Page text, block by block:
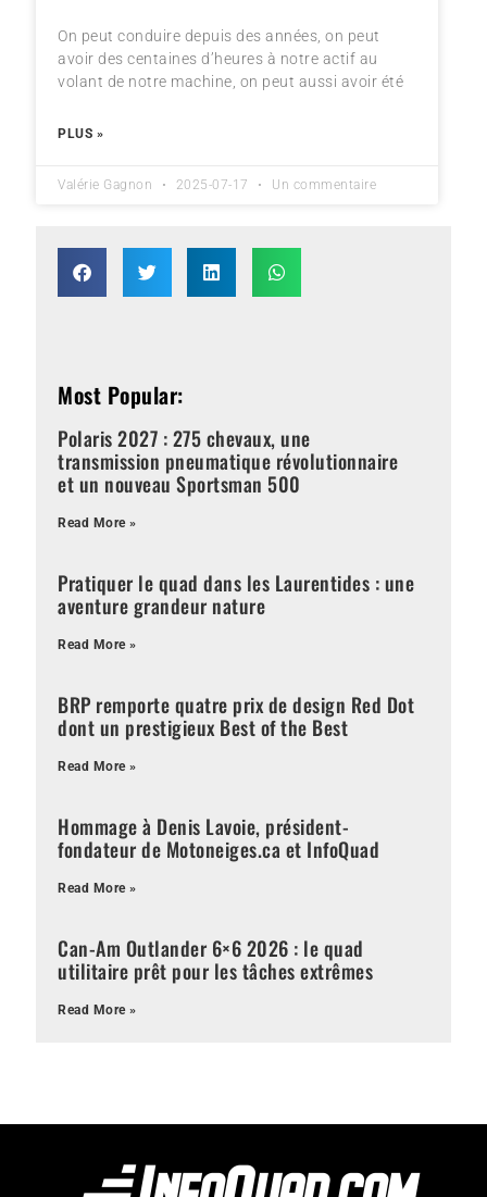
On peut conduire depuis des années, on peut
avoir des centaines d’heures à notre actif au
volant de notre machine, on peut aussi avoir été
PLUS »
Valérie Gagnon 2025-07-17 Un commentaire
Most Popular:
Polaris 2027 : 275 chevaux, une
transmission pneumatique révolutionnaire
et un nouveau Sportsman 500
Read More »
Pratiquer le quad dans les Laurentides : une
aventure grandeur nature
Read More »
BRP remporte quatre prix de design Red Dot
dont un prestigieux Best of the Best
Read More »
Hommage à Denis Lavoie, président-
fondateur de Motoneiges.ca et InfoQuad
Read More »
Can-Am Outlander 6×6 2026 : le quad
utilitaire prêt pour les tâches extrêmes
Read More »